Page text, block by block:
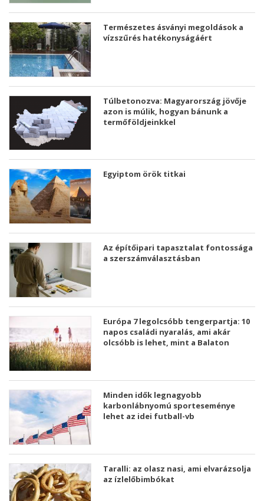
Természetes ásványi megoldások a
vízszűrés hatékonyságáért
Túlbetonozva: Magyarország jövője
azon is múlik, hogyan bánunk a
termőföldjeinkkel
Egyiptom örök titkai
Az építőipari tapasztalat fontossága
a szerszámválasztásban
Európa 7 legolcsóbb tengerpartja: 10
napos családi nyaralás, ami akár
olcsóbb is lehet, mint a Balaton
Minden idők legnagyobb
karbonlábnyomú sporteseménye
lehet az idei futball-vb
Taralli: az olasz nasi, ami elvarázsolja
az ízlelőbimbókat